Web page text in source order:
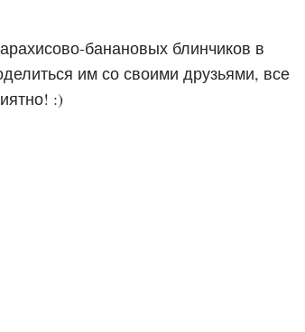
банановых блинчиков в
им со своими друзьями, все
:)